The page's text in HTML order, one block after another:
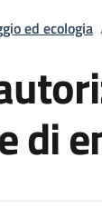
ed ecologia
di